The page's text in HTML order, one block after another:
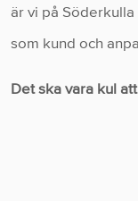
är vi på
som kund och
Det ska vara kul